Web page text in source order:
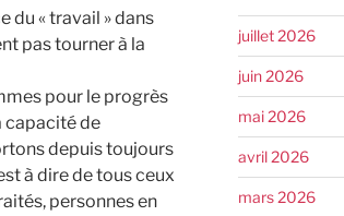
du « travail » dans
pas tourner à la
pour le progrès
capacité de
depuis toujours
à dire de tous ceux
personnes en
juillet 2026
juin 2026
mai 2026
avril 2026
mars 2026